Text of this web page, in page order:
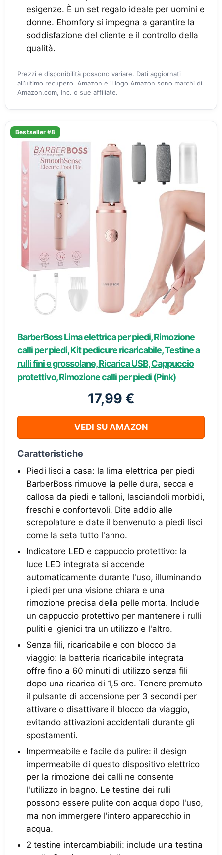
esigenze. È un set regalo ideale per uomini e
donne. Ehomfory si impegna a garantire la
soddisfazione del cliente e il controllo della
qualità.
Prezzi e disponibilità possono variare. Dati aggiornati
all’ultimo recupero. Amazon e il logo Amazon sono marchi di
Amazon.com, Inc. o sue affiliate.
Bestseller #8
BarberBoss Lima elettrica per piedi, Rimozione
calli per piedi, Kit pedicure ricaricabile, Testine a
rulli fini e grossolane, Ricarica USB, Cappuccio
protettivo, Rimozione calli per piedi (Pink)
17,99 €
VEDI SU AMAZON
Caratteristiche
Piedi lisci a casa: la lima elettrica per piedi
BarberBoss rimuove la pelle dura, secca e
callosa da piedi e talloni, lasciandoli morbidi,
freschi e confortevoli. Dite addio alle
screpolature e date il benvenuto a piedi lisci
come la seta tutto l'anno.
Indicatore LED e cappuccio protettivo: la
luce LED integrata si accende
automaticamente durante l'uso, illuminando
i piedi per una visione chiara e una
rimozione precisa della pelle morta. Include
un cappuccio protettivo per mantenere i rulli
puliti e igienici tra un utilizzo e l'altro.
Senza fili, ricaricabile e con blocco da
viaggio: la batteria ricaricabile integrata
offre fino a 60 minuti di utilizzo senza fili
dopo una ricarica di 1,5 ore. Tenere premuto
il pulsante di accensione per 3 secondi per
attivare o disattivare il blocco da viaggio,
evitando attivazioni accidentali durante gli
spostamenti.
Impermeabile e facile da pulire: il design
impermeabile di questo dispositivo elettrico
per la rimozione dei calli ne consente
l'utilizzo in bagno. Le testine dei rulli
possono essere pulite con acqua dopo l'uso,
ma non immergere l'intero apparecchio in
acqua.
2 testine intercambiabili: include una testina